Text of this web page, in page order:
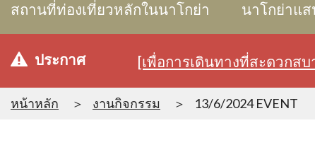
สถานที่ท่องเที่ยวหลักในนาโกย่า นาโกย่าแ
ประกาศ [เพื่อการเดินทางที่สะดวกส
หน้าหลัก งานกิจกรรม 13/6/2024 EVENT